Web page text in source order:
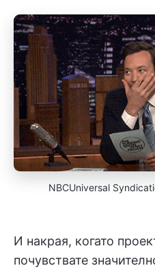
NBCUniversal
И накрая, когато
почувствате